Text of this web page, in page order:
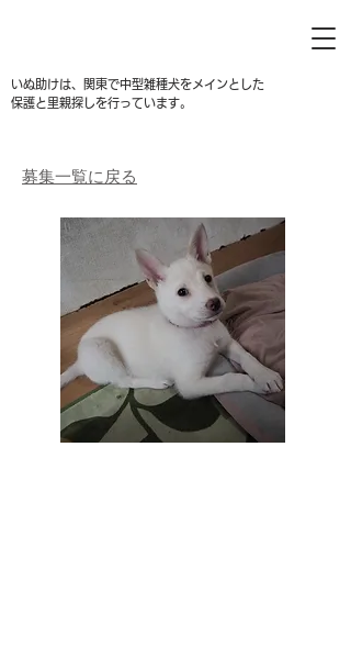
いぬ助けは、関東で中型雑種犬をメインとした
保護と里親探しを行っています。
募集一覧に戻る